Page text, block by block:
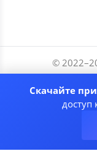
© 2022–
Разработчики
Соглашение
Скачайте